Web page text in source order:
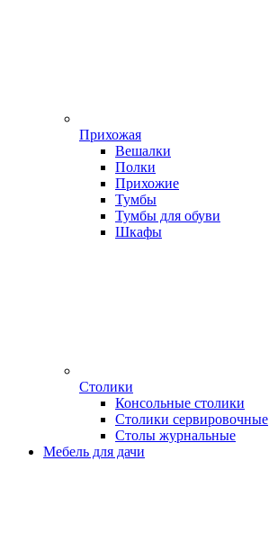
Прихожая
Вешалки
Полки
Прихожие
Тумбы
Тумбы для обуви
Шкафы
Столики
Консольные столики
Столики сервировочные
Столы журнальные
Мебель для дачи